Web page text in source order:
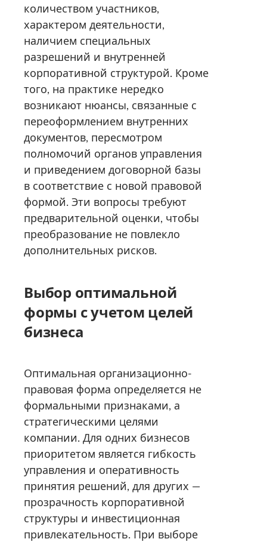
количеством участников,
характером деятельности,
наличием специальных
разрешений и внутренней
корпоративной структурой. Кроме
того, на практике нередко
возникают нюансы, связанные с
переоформлением внутренних
документов, пересмотром
полномочий органов управления
и приведением договорной базы
в соответствие с новой правовой
формой. Эти вопросы требуют
предварительной оценки, чтобы
преобразование не повлекло
дополнительных рисков.
Выбор оптимальной
формы с учетом целей
бизнеса
Оптимальная организационно-
правовая форма определяется не
формальными признаками, а
стратегическими целями
компании. Для одних бизнесов
приоритетом является гибкость
управления и оперативность
принятия решений, для других —
прозрачность корпоративной
структуры и инвестиционная
привлекательность. При выборе